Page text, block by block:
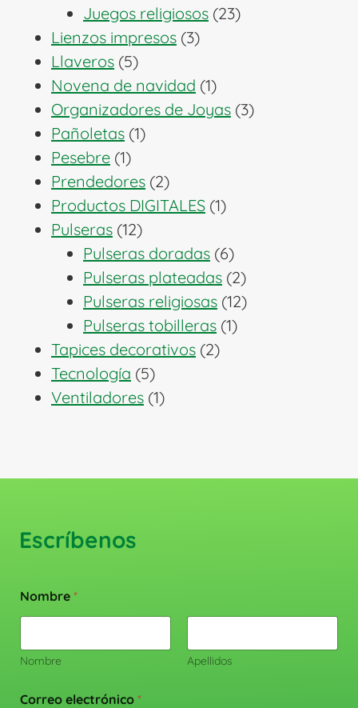
productos
Juegos religiosos 2323
Lienzos impresos 33
Llaveros 55
productos
Novena de navidad 11
producto
Organizadores de Joyas 33
Pañoletas 11
Pesebre 11
producto
Prendedores 22
productos
Productos DIGITALES 11
Pulseras 1212
productos
Pulseras doradas 66
productos
Pulseras plateadas 22
productos
Pulseras religiosas 1212
Pulseras tobilleras 11
Tapices decorativos 22
Tecnología 55
productos
Ventiladores 11
Escríbenos
Nombre *
Nombre Apellidos
Correo electrónico *